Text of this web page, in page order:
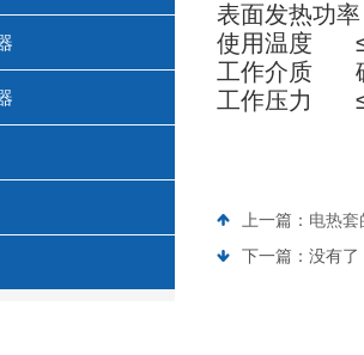
表面发热功
使用温度
工作介质
工作压力
上一篇： 电热
下一篇：没有了